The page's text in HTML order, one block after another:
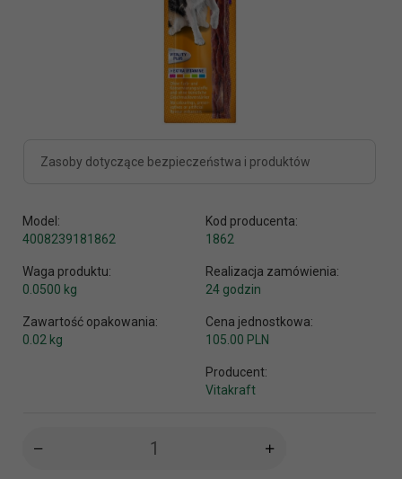
Zasoby dotyczące bezpieczeństwa i produktów
Model:
4008239181862
Kod producenta:
1862
Waga produktu:
0.0500 kg
Realizacja zamówienia:
24 godzin
Zawartość opakowania:
0.02 kg
Cena jednostkowa:
105.00 PLN
Producent:
Vitakraft